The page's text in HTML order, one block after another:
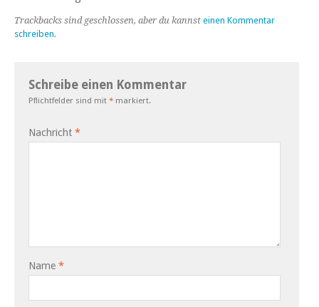
Trackbacks sind geschlossen, aber du kannst einen Kommentar
schreiben.
Schreibe einen Kommentar
Pflichtfelder sind mit * markiert.
Nachricht *
Name *